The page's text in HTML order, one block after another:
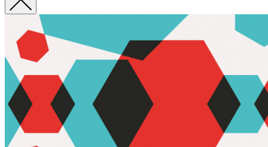
Fermer
recherche